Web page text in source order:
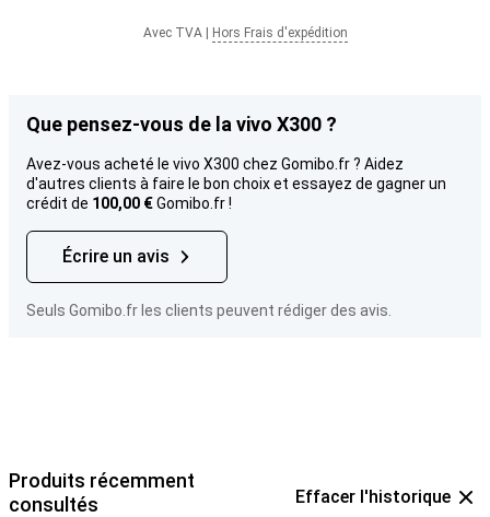
Avec TVA| Hors Frais d'expédition
Que pensez-vous de la vivo X300 ?
Avez-vous acheté le vivo X300 chez Gomibo.fr ? Aidez
d'autres clients à faire le bon choix et essayez de gagner un
crédit de 100,00 €Gomibo.fr !
Écrire un avis
Seuls Gomibo.fr les clients peuvent rédiger des avis.
Produits récemment
consultés
Effacer l'historique